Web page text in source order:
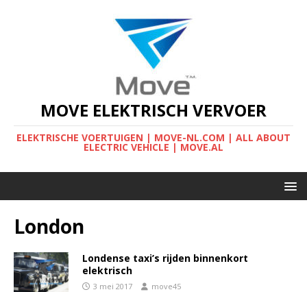
MOVE ELEKTRISCH VERVOER
ELEKTRISCHE VOERTUIGEN | MOVE-NL.COM | ALL ABOUT
ELECTRIC VEHICLE | MOVE.AL
London
Londense taxi’s rijden binnenkort
elektrisch
3 mei 2017 move45